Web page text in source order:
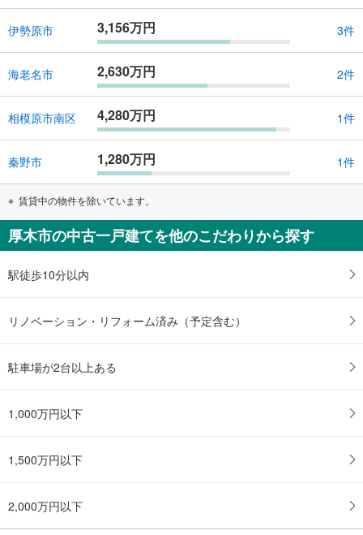
伊勢原市 3,156万円 3件
海老名市 2,630万円 2件
相模原市南区 4,280万円 1件
秦野市 1,280万円 1件
賃貸中の物件を除いています。
厚木市の中古一戸建てを他のこだわりから探す
駅徒歩10分以内
リノベーション・リフォーム済み（予定含む）
駐車場が2台以上ある
1,000万円以下
1,500万円以下
2,000万円以下